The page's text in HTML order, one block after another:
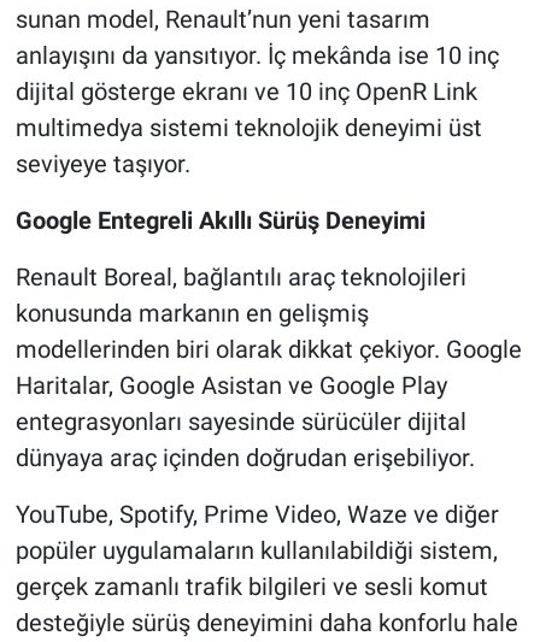
sunan model, Renault’nun yeni tasarım
anlayışını da yansıtıyor. İç mekânda ise 10 inç
dijital gösterge ekranı ve 10 inç OpenR Link
multimedya sistemi teknolojik deneyimi üst
seviyeye taşıyor.
Google Entegreli Akıllı Sürüş Deneyimi
Renault Boreal, bağlantılı araç teknolojileri
konusunda markanın en gelişmiş
modellerinden biri olarak dikkat çekiyor. Google
Haritalar, Google Asistan ve Google Play
entegrasyonları sayesinde sürücüler dijital
dünyaya araç içinden doğrudan erişebiliyor.
YouTube, Spotify, Prime Video, Waze ve diğer
popüler uygulamaların kullanılabildiği sistem,
gerçek zamanlı trafik bilgileri ve sesli komut
desteğiyle sürüş deneyimini daha konforlu hale